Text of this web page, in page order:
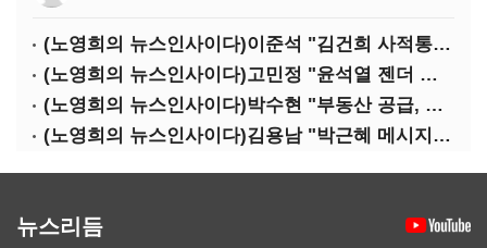
(노영희의 뉴스인사이다)이준석 "김건희 사적통화, '김지은 2차 가해' 성립 안 돼"
(노영희의 뉴스인사이다)고민정 "윤석열 젠더 갈라치기…갈등 불씨가 지지율 자양분"
(노영희의 뉴스인사이다)박수현 "부동산 공급, 역대 정부에 뒤지지 않아"
(노영희의 뉴스인사이다)김용남 "박근혜 메시지, '정권교체 필요성' 강조할 듯"
뉴스리듬